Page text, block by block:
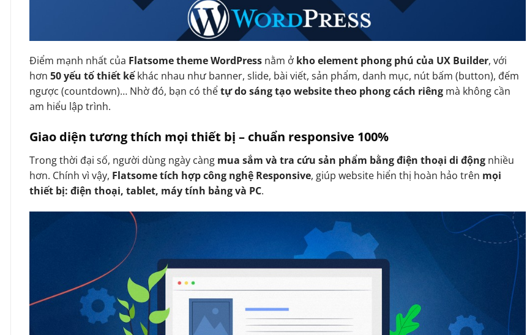
Điểm mạnh nhất của Flatsome theme WordPress nằm ở kho element phong phú của UX Builder, với
hơn 50 yếu tố thiết kếkhác nhau như banner, slide, bài viết, sản phẩm, danh mục, nút bấm (button), đếm
ngược (countdown)… Nhờ đó, bạn có thểtự do sáng tạo website theo phong cách riêng mà không cần
am hiểu lập trình.
Giao diện tương thích mọi thiết bị – chuẩn responsive 100%
Trong thời đại số, người dùng ngày càng mua sắm và tra cứu sản phẩm bằng điện thoại di động nhiều
hơn. Chính vì vậy, Flatsome tích hợp công nghệ Responsive, giúp website hiển thị hoàn hảo trên mọi
thiết bị: điện thoại, tablet, máy tính bảng và PC.